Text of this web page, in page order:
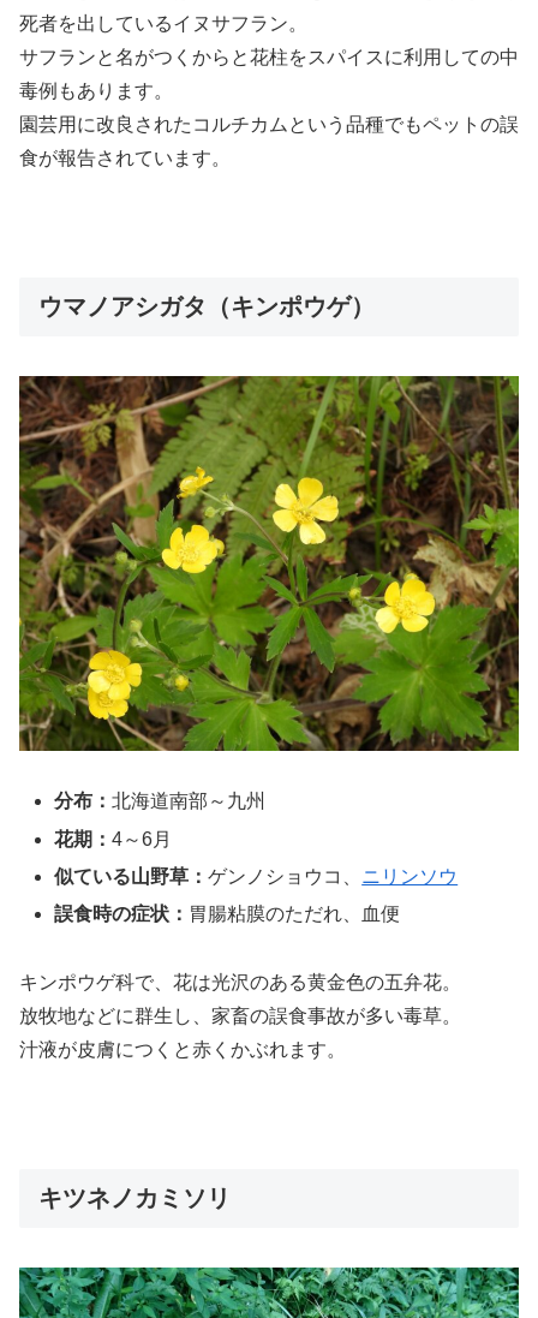
死者を出しているイヌサフラン。
サフランと名がつくからと花柱をスパイスに利用しての中
毒例もあります。
園芸用に改良されたコルチカムという品種でもペットの誤
食が報告されています。
ウマノアシガタ（キンポウゲ）
分布：北海道南部～九州
花期：4～6月
似ている山野草：ゲンノショウコ、 ニリンソウ
誤食時の症状： 胃腸粘膜のただれ、血便
キンポウゲ科で、花は光沢のある黄金色の五弁花。
放牧地などに群生し、家畜の誤食事故が多い毒草。
汁液が皮膚につくと赤くかぶれます。
キツネノカミソリ